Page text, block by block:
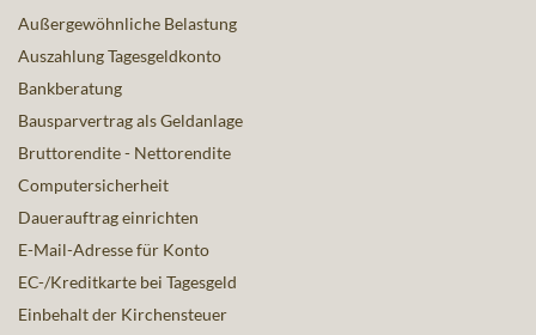
Außergewöhnliche Belastung
Auszahlung Tagesgeldkonto
Bankberatung
Bausparvertrag als Geldanlage
Bruttorendite - Nettorendite
Computersicherheit
Dauerauftrag einrichten
E-Mail-Adresse für Konto
EC-/Kreditkarte bei Tagesgeld
Einbehalt der Kirchensteuer